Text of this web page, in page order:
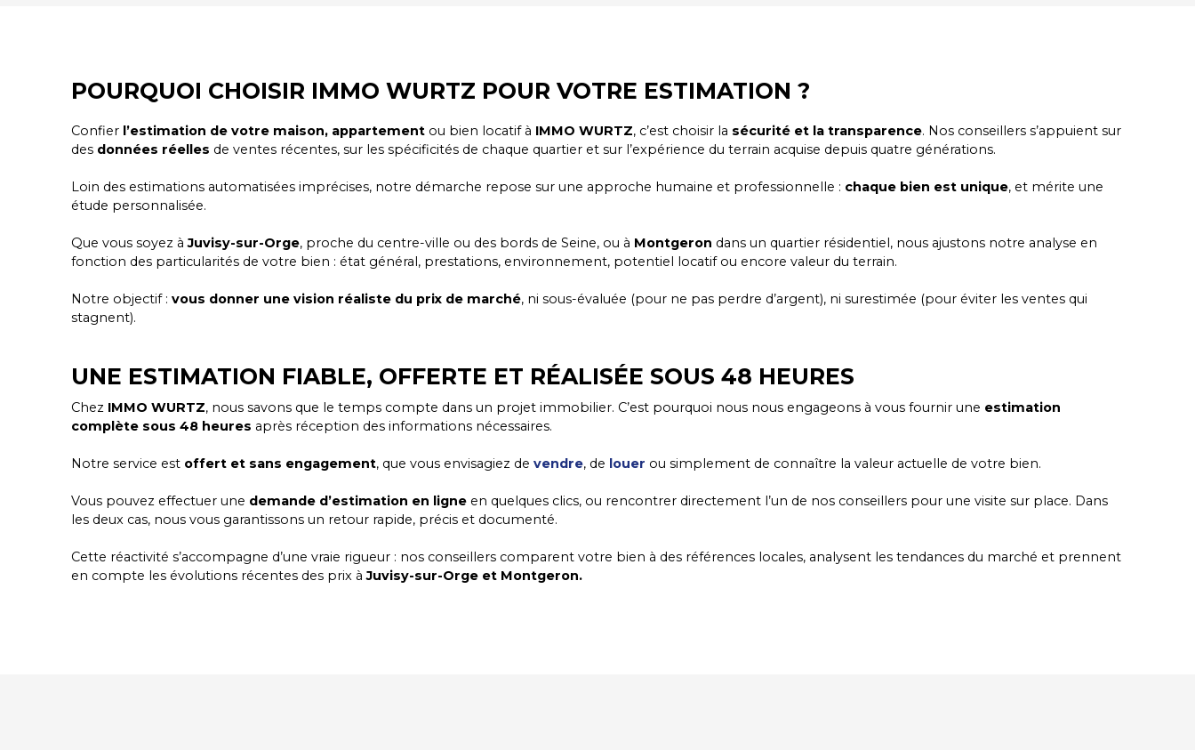
POURQUOI CHOISIR IMMO WURTZ POUR VOTRE ESTIMATION ?
Confier l’estimation de votre maison, appartement ou bien locatif à IMMO WURTZ, c’est choisir la sécurité et la transparence. Nos conseillers s’appuient sur
des données réelles de ventes récentes, sur les spécificités de chaque quartier et sur l’expérience du terrain acquise depuis quatre générations.
Loin des estimations automatisées imprécises, notre démarche repose sur une approche humaine et professionnelle : chaque bien est unique, et mérite une
étude personnalisée.
Que vous soyez àJuvisy-sur-Orge, proche du centre-ville ou des bords de Seine, ou à Montgeron dans un quartier résidentiel, nous ajustons notre analyse en
fonction des particularités de votre bien : état général, prestations, environnement, potentiel locatif ou encore valeur du terrain.
Notre objectif : vous donner une vision réaliste du prix de marché, ni sous-évaluée (pour ne pas perdre d’argent), ni surestimée (pour éviter les ventes qui
stagnent).
UNE ESTIMATION FIABLE, OFFERTE ET RÉALISÉE SOUS 48 HEURES
Chez IMMO WURTZ, nous savons que le temps compte dans un projet immobilier. C’est pourquoi nous nous engageons à vous fournir une estimation
complète sous 48 heures après réception des informations nécessaires.
Notre service est offert et sans engagement, que vous envisagiez de vendre, de louer ou simplement de connaître la valeur actuelle de votre bien.
Vous pouvez effectuer une demande d’estimation en ligne en quelques clics, ou rencontrer directement l’un de nos conseillers pour une visite sur place. Dans
les deux cas, nous vous garantissons un retour rapide, précis et documenté.
Cette réactivité s’accompagne d’une vraie rigueur : nos conseillers comparent votre bien à des références locales, analysent les tendances du marché et prennent
en compte les évolutions récentes des prix à Juvisy-sur-Orge et Montgeron.